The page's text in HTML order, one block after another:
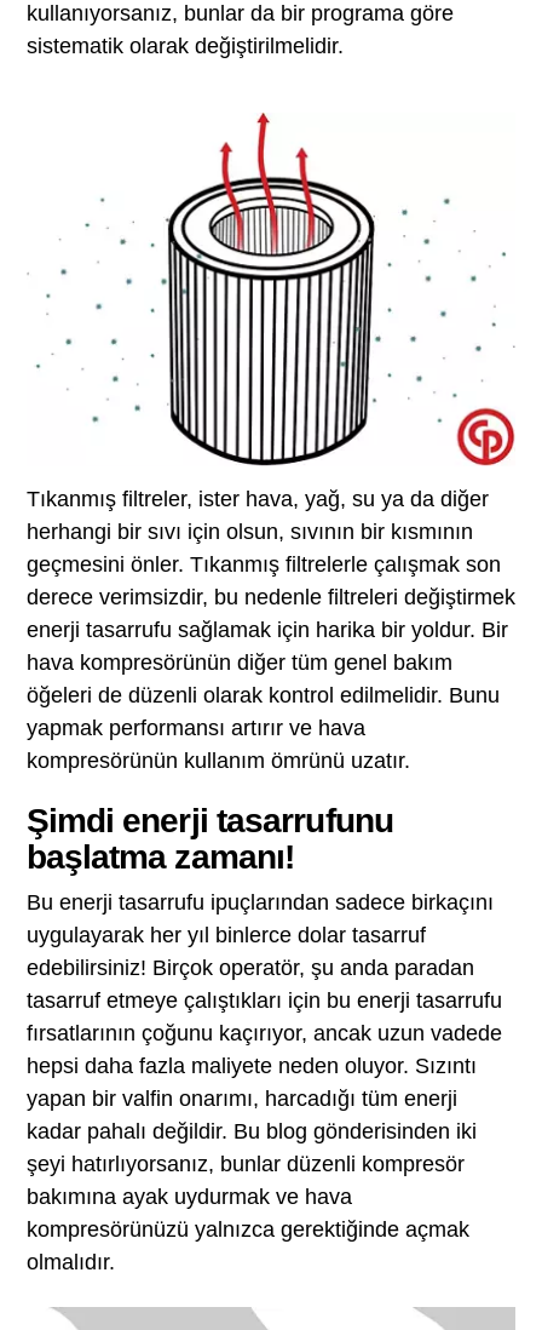
kullanıyorsanız, bunlar da bir programa göre
sistematik olarak değiştirilmelidir.
Tıkanmış filtreler, ister hava, yağ, su ya da diğer
herhangi bir sıvı için olsun, sıvının bir kısmının
geçmesini önler. Tıkanmış filtrelerle çalışmak son
derece verimsizdir, bu nedenle filtreleri değiştirmek
enerji tasarrufu sağlamak için harika bir yoldur. Bir
hava kompresörünün diğer tüm genel bakım
öğeleri de düzenli olarak kontrol edilmelidir. Bunu
yapmak performansı artırır ve hava
kompresörünün kullanım ömrünü uzatır.
Şimdi enerji tasarrufunu
başlatma zamanı!
Bu enerji tasarrufu ipuçlarından sadece birkaçını
uygulayarak her yıl binlerce dolar tasarruf
edebilirsiniz! Birçok operatör, şu anda paradan
tasarruf etmeye çalıştıkları için bu enerji tasarrufu
fırsatlarının çoğunu kaçırıyor, ancak uzun vadede
hepsi daha fazla maliyete neden oluyor. Sızıntı
yapan bir valfin onarımı, harcadığı tüm enerji
kadar pahalı değildir. Bu blog gönderisinden iki
şeyi hatırlıyorsanız, bunlar düzenli kompresör
bakımına ayak uydurmak ve hava
kompresörünüzü yalnızca gerektiğinde açmak
olmalıdır.